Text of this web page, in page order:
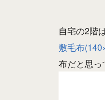
自宅の2階
敷毛布
布だと思